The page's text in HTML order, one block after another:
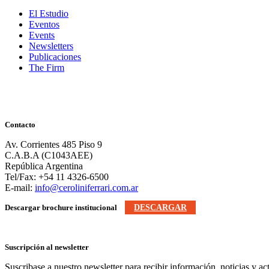
El Estudio
Eventos
Events
Newsletters
Publicaciones
The Firm
Contacto
Av. Corrientes 485 Piso 9
C.A.B.A (C1043AEE)
República Argentina
Tel/Fax: +54 11 4326-6500
E-mail: info@ceroliniferrari.com.ar
Descargar brochure institucional DESCARGAR
Suscripción al newsletter